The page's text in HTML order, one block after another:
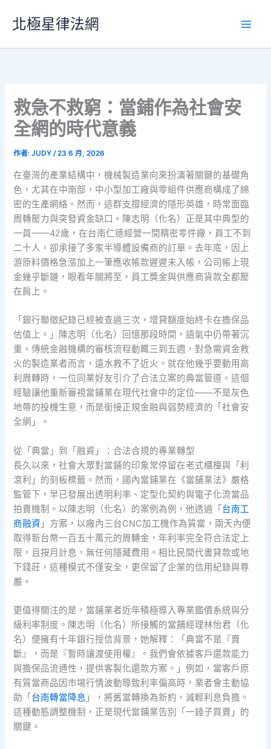
要
北極星律法網
救急不救窮：當鋪作為社會安
全網的時代意義
作者:JUDY/23 6 月, 2026
在臺灣的產業結構中，機械製造業向來扮演著關鍵的基礎角
色，尤其在中南部，中小型加工廠與零組件供應商構成了綿
密的生產網絡。然而，這群支撐經濟的隱形英雄，時常面臨
周轉壓力與突發資金缺口。陳志明（化名）正是其中典型的
一員——42歲，在台南仁德經營一間精密零件廠，員工不到
二十人，卻承接了多家半導體設備商的訂單。去年底，因上
游原料價格急漲加上一筆應收帳款遲遲未入帳，公司帳上現
金幾乎斷鏈，眼看年關將至，員工獎金與供應商貨款全都壓
在肩上。
「銀行聯徵紀錄已經被查過三次，增貸額度始終卡在擔保品
估值上。」陳志明（化名）回憶那段時間，語氣中仍帶著沉
重。傳統金融機構的審核流程動輒三到五週，對急需資金救
火的製造業者而言，遠水救不了近火。就在他幾乎要動用高
利周轉時，一位同業好友引介了合法立案的典當管道。這個
經驗讓他重新審視當鋪業在現代社會中的定位——不是灰色
地帶的投機生意，而是銜接正規金融與弱勢經濟的「社會安
全網」。
從「典當」到「融資」：合法合規的專業轉型
長久以來，社會大眾對當鋪的印象常停留在老式櫃檯與「利
滾利」的刻板標籤。然而，國內當鋪業在《當舖業法》嚴格
監管下，早已發展出透明利率、定型化契約與電子化流當品
拍賣機制。以陳志明（化名）的案例為例，他透過「 台南工
商融資 」方案，以廠內三台CNC加工機作為質當，兩天內便
取得新台幣一百五十萬元的周轉金，年利率完全符合法定上
限，且按月計息，無任何隱藏費用。相比民間代書貸款或地
下錢莊，這種模式不僅安全，更保留了企業的信用紀錄與尊
嚴。
更值得關注的是，當鋪業者近年積極導入專業鑑價系統與分
級利率制度。陳志明（化名）所接觸的當舖經理林怡君（化
名）便擁有十年銀行授信背景，她解釋：「典當不是『賣
斷』，而是『暫時讓渡使用權』。我們會依據客戶還款能力
與擔保品流通性，提供客製化還款方案。」例如，當客戶原
有質當商品因市場行情波動導致利率偏高時，業者會主動協
助「 台南轉當降息 」，將舊當轉換為新約，減輕利息負擔。
這種動態調整機制，正是現代當鋪業告別「一錘子買賣」的
關鍵。